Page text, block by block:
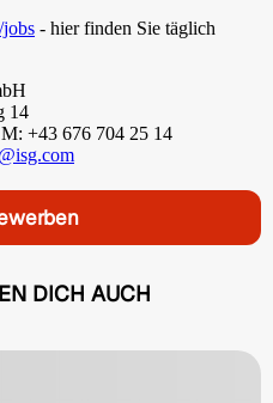
- hier finden Sie täglich
14
+43 676 704 25 14
DICH AUCH